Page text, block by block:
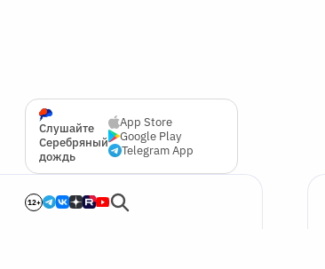
Слушайте
Серебряный
дождь
App Store
Google Play
Telegram App
12+